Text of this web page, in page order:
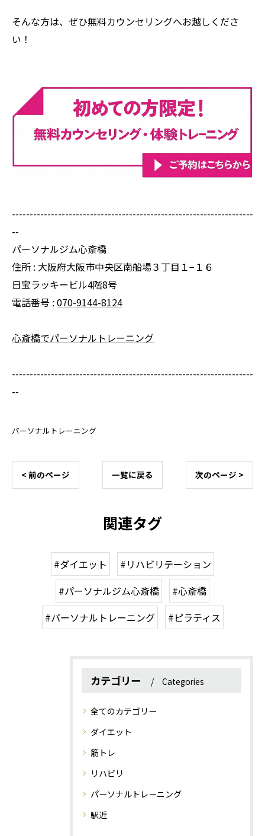
そんな方は、ぜひ無料カウンセリングへお越しくださ
い！
--------------------------------------------------------------------
--
パーソナルジム心斎橋
住所 : 大阪府大阪市中央区南船場３丁目１−１６
日宝ラッキービル4階8号
電話番号 : 070-9144-8124
心斎橋でパーソナルトレーニング
--------------------------------------------------------------------
--
パーソナルトレーニング
< 前のページ 一覧に戻る 次のページ >
関連タグ
#ダイエット
#リハビリテーション
#パーソナルジム心斎橋
#心斎橋
#パーソナルトレーニング
#ピラティス
カテゴリー Categories
全てのカテゴリー
ダイエット
筋トレ
リハビリ
パーソナルトレーニング
駅近